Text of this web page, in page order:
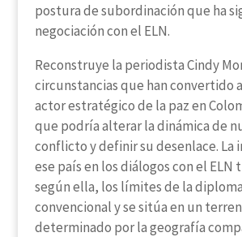
postura de subordinación que ha
negociación con el ELN.
Reconstruye la periodista Cindy
circunstancias que han convertido
actor estratégico de la paz en
que podría alterar la dinámica de
conflicto y definir su desenlace. La
ese país en los diálogos con el ELN
según ella, los límites de la
convencional y se sitúa en un
determinado por la geografía